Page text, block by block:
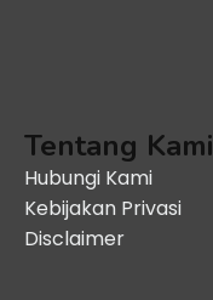
Tentang Kami
Hubungi Kami
Kebijakan Privasi
Disclaimer